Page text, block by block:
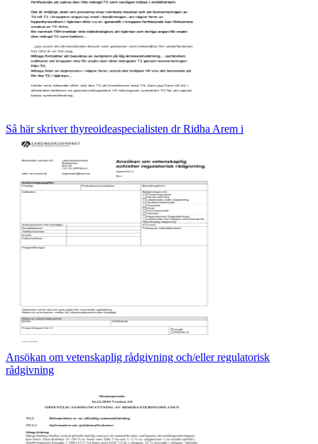
Så här skriver thyreoideaspecialisten dr Ridha Arem i
Ansökan om vetenskaplig rådgivning och/eller regulatorisk
rådgivning